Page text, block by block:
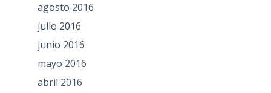
agosto 2016
julio 2016
junio 2016
mayo 2016
abril 2016